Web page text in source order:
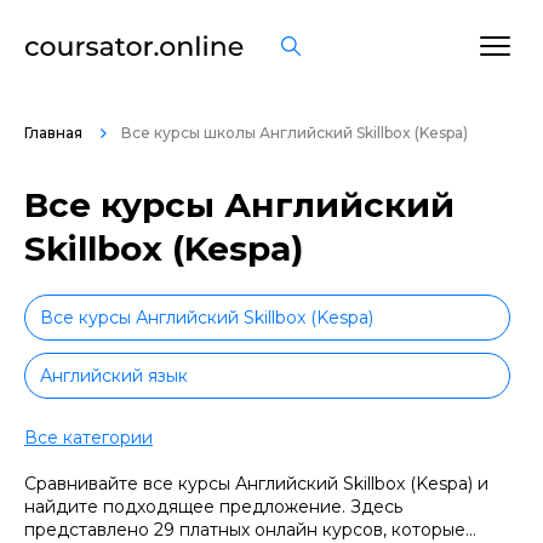
Главная Все курсы школы Английский Skillbox (Kespa)
Все курсы Английский
Skillbox (Kespa)
Все курсы Английский Skillbox (Kespa)
Английский язык
Английский язык детям
Иностранные языки для работы
Все категории
Сравнивайте все курсы Английский Skillbox (Kespa) и
найдите подходящее предложение. Здесь
представлено 29 платных онлайн курсов, которые